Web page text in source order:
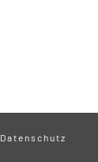
Datenschutz